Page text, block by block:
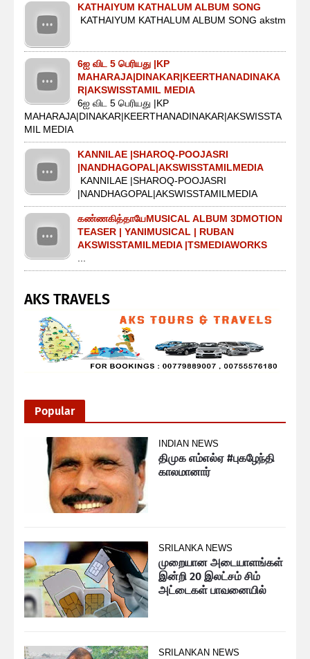
KATHAIYUM KATHALUM ALBUM SONG
KATHAIYUM KATHALUM ALBUM SONG akstm
6ஐ விட 5 பெரியது |KP
MAHARAJA|DINAKAR|KEERTHANADINAKA
R|AKSWISSTAMIL MEDIA
6ஐ விட 5 பெரியது |KP
MAHARAJA|DINAKAR|KEERTHANADINAKAR|AKSWISSTA
MIL MEDIA
KANNILAE |SHAROQ-POOJASRI
|NANDHAGOPAL|AKSWISSTAMILMEDIA
KANNILAE |SHAROQ-POOJASRI
|NANDHAGOPAL|AKSWISSTAMILMEDIA
கண்ணகித்தாயேMUSICAL ALBUM 3DMOTION
TEASER | YANIMUSICAL | RUBAN
AKSWISSTAMILMEDIA |TSMEDIAWORKS
AKS TRAVELS
Popular
INDIAN NEWS
திமுக எம்எல்ஏ #புகழேந்தி
காலமானார்
SRILANKA NEWS
முறையான அடையாளங்கள்
இன்றி 20 இலட்சம் சிம்
அட்டைகள் பாவனையில்
SRILANKAN NEWS